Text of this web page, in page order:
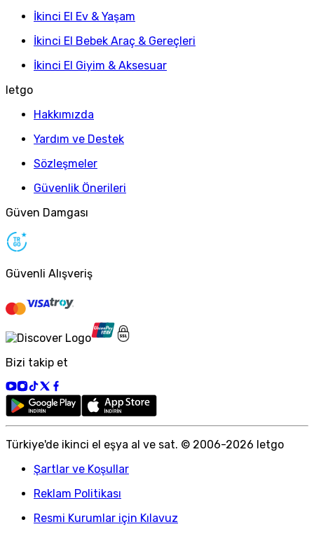
İkinci El Ev & Yaşam
İkinci El Bebek Araç & Gereçleri
İkinci El Giyim & Aksesuar
letgo
Hakkımızda
Yardım ve Destek
Sözleşmeler
Güvenlik Önerileri
Güven Damgası
Güvenli Alışveriş
Bizi takip et
Türkiye'de ikinci el eşya al ve sat. © 2006-2026 letgo
Şartlar ve Koşullar
Reklam Politikası
Resmi Kurumlar için Kılavuz